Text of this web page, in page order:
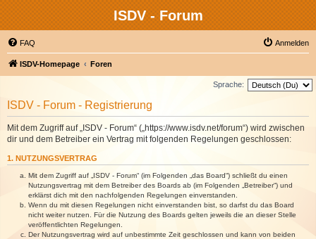
ISDV - Forum
FAQ Anmelden
ISDV-Homepage Foren
Sprache:
ISDV - Forum - Registrierung
Mit dem Zugriff auf „ISDV - Forum“ („https://www.isdv.net/forum“) wird zwischen
dir und dem Betreiber ein Vertrag mit folgenden Regelungen geschlossen:
1. NUTZUNGSVERTRAG
Mit dem Zugriff auf „ISDV - Forum“ (im Folgenden „das Board“) schließt du einen
Nutzungsvertrag mit dem Betreiber des Boards ab (im Folgenden „Betreiber“) und
erklärst dich mit den nachfolgenden Regelungen einverstanden.
Wenn du mit diesen Regelungen nicht einverstanden bist, so darfst du das Board
nicht weiter nutzen. Für die Nutzung des Boards gelten jeweils die an dieser Stelle
veröffentlichten Regelungen.
Der Nutzungsvertrag wird auf unbestimmte Zeit geschlossen und kann von beiden